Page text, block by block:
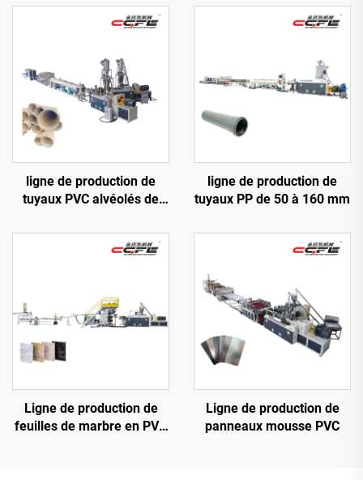
ligne de production de
tuyaux PVC alvéolés de
ligne de production de
tuyaux PP de 50 à 160 mm
Ligne de production de
feuilles de marbre en PVC
Ligne de production de
panneaux mousse PVC